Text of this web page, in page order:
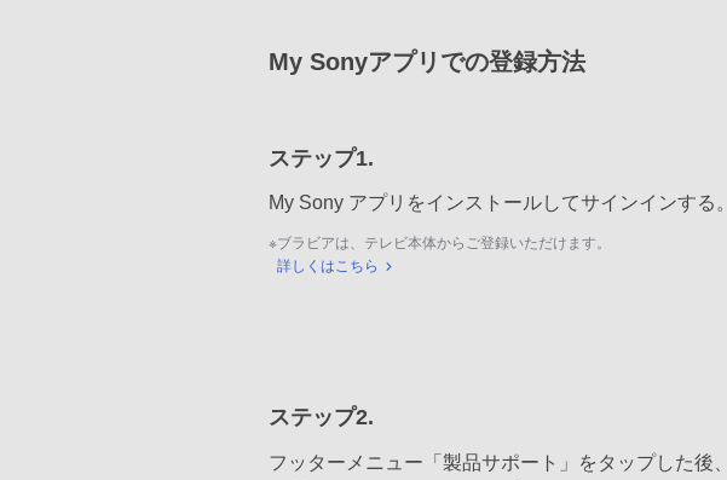
My Sonyアプリでの登録方法
ステップ1.
My Sony アプリをインストールしてサインインする。
※ブラビアは、テレビ本体からご登録いただけます。
詳しくはこちら
ステップ2.
フッターメニュー「製品サポート」をタップした後、